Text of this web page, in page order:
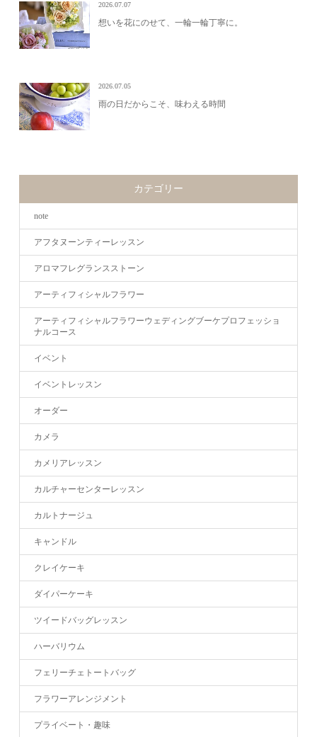
2026.07.07
想いを花にのせて、一輪一輪丁寧に。
2026.07.05
雨の日だからこそ、味わえる時間
カテゴリー
note
アフタヌーンティーレッスン
アロマフレグランスストーン
アーティフィシャルフラワー
アーティフィシャルフラワーウェディングブーケプロフェッショ
ナルコース
イベント
イベントレッスン
オーダー
カメラ
カメリアレッスン
カルチャーセンターレッスン
カルトナージュ
キャンドル
クレイケーキ
ダイパーケーキ
ツイードバッグレッスン
ハーバリウム
フェリーチェトートバッグ
フラワーアレンジメント
プライベート・趣味